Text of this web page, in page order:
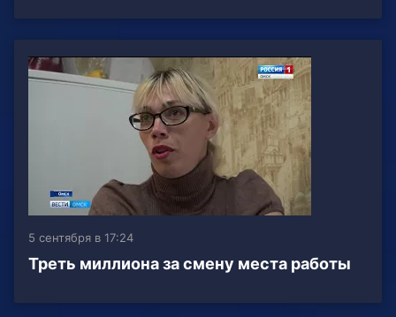
5 сентября в 17:24
Треть миллиона за смену места работы